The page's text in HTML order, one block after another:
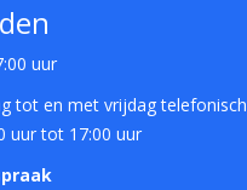
uur
tot en met vrijdag telefonisch
uur tot 17:00 uur